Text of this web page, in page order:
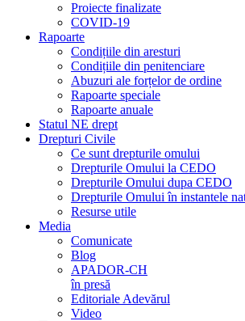
Proiecte finalizate
COVID-19
Rapoarte
Condițiile din aresturi
Condițiile din penitenciare
Abuzuri ale forțelor de ordine
Rapoarte speciale
Rapoarte anuale
Statul NE drept
Drepturi Civile
Ce sunt drepturile omului
Drepturile Omului la CEDO
Drepturile Omului dupa CEDO
Drepturile Omului în instantele
Resurse utile
Media
Comunicate
Blog
APADOR-CH
în presă
Editoriale Adevărul
Video